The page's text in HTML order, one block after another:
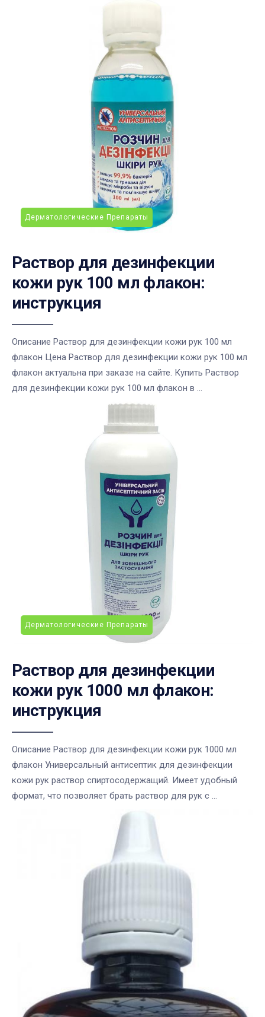
Дерматологические Препараты
Раствор для дезинфекции
кожи рук 100 мл флакон:
инструкция
Описание Раствор для дезинфекции кожи рук 100 мл
флакон Цена Раствор для дезинфекции кожи рук 100 мл
флакон актуальна при заказе на сайте. Купить Раствор
для дезинфекции кожи рук 100 мл флакон в ...
Дерматологические Препараты
Раствор для дезинфекции
кожи рук 1000 мл флакон:
инструкция
Описание Раствор для дезинфекции кожи рук 1000 мл
флакон Универсальный антисептик для дезинфекции
кожи рук раствор спиртосодержащий. Имеет удобный
формат, что позволяет брать раствор для рук с ...